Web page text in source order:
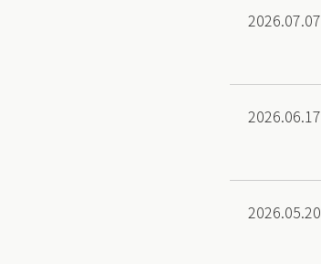
2026.07.07
2026.06.17
2026.05.20